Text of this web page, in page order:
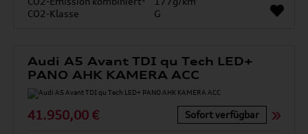
CO2-Klasse
G
Audi A5 Avant TDI qu Tech LED+
PANO AHK KAMERA ACC
41.950,00 € Sofort verfügbar